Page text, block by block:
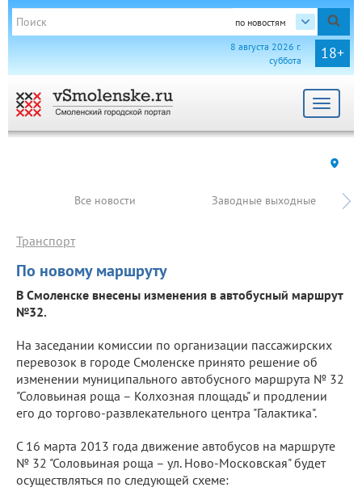
по новостям
18+
8 августа 2026 г.
суббота
Toggle
Все новости Заводные выходные
По новому маршруту
Транспорт
В Смоленске внесены изменения в автобусный маршрут
№32.
На заседании комиссии по организации пассажирских
перевозок в городе Смоленске принято решение об
изменении муниципального автобусного маршрута № 32
"Соловьиная роща – Колхозная площадь" и продлении
его до торгово-развлекательного центра "Галактика".
С 16 марта 2013 года движение автобусов на маршруте
№ 32 "Соловьиная роща – ул. Ново-Московская" будет
осуществляться по следующей схеме: